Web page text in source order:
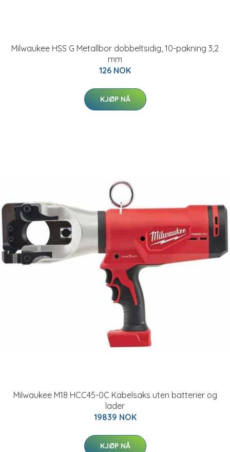
Milwaukee HSS G Metallbor dobbeltsidig, 10-pakning 3,2
mm
126 NOK
KJØP NÅ
Milwaukee M18 HCC45-0C Kabelsaks uten batterier og
lader
19839 NOK
KJØP NÅ